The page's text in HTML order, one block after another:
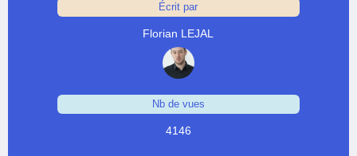
Écrit par
Florian LEJAL
Nb de vues
4146